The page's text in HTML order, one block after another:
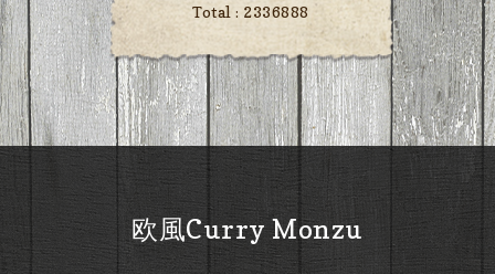
Total : 2336888
欧風Curry Monzu